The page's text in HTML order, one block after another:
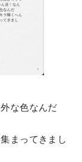
な色なんだ
まってきまし